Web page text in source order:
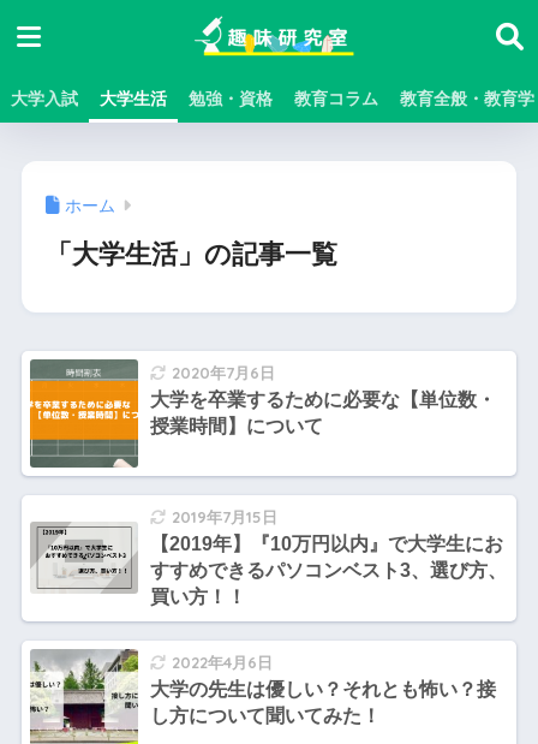
大学入試 大学生活 勉強・資格 教育コラム 教育全般・教育学
ホーム
「大学生活」の記事一覧
2020年7月6日
大学を卒業するために必要な【単位数・
授業時間】について
2019年7月15日
【2019年】『10万円以内』で大学生にお
すすめできるパソコンベスト3、選び方、
買い方！！
2022年4月6日
大学の先生は優しい？それとも怖い？接
し方について聞いてみた！